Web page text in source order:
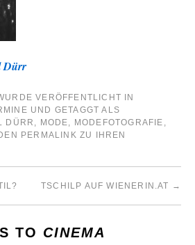
Dürr
VERÖFFENTLICHT IN
UND GETAGGT ALS
DÜRR , MODE, MODEFOTOGRAFIE ,
PERMALINK ZU IHREN
TSCHILP AUF WIENERIN.AT →
TO CINEMA